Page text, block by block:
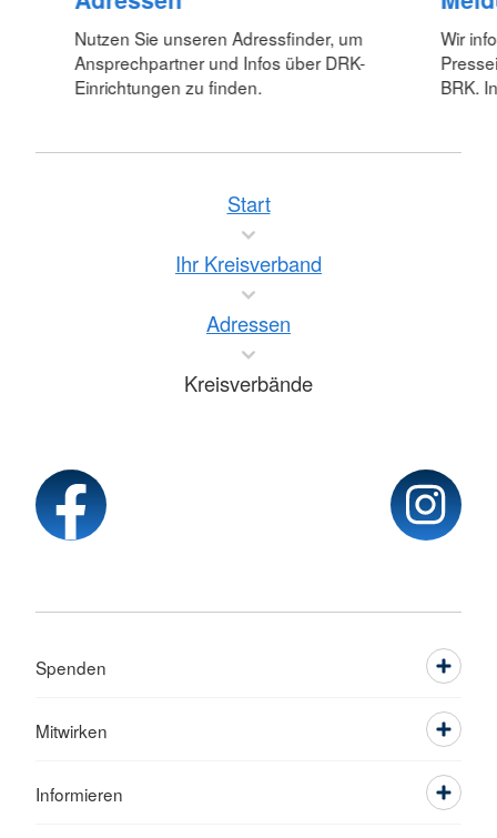
Nutzen Sie unseren Adressfinder, um
Ansprechpartner und Infos über DRK-
Einrichtungen zu finden.
Wir
BRK.
Start
Ihr Kreisverband
Adressen
Kreisverbände
Spenden
Mitwirken
Informieren